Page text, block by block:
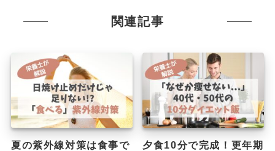
関連記事
夏の紫外線対策は食事で
夕食10分で完成！更年期